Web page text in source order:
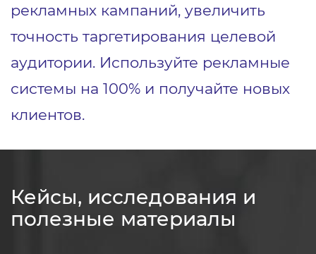
рекламных кампаний, увеличить
точность таргетирования целевой
аудитории. Используйте рекламные
системы на 100% и получайте новых
клиентов.
Кейсы, исследования и
полезные материалы